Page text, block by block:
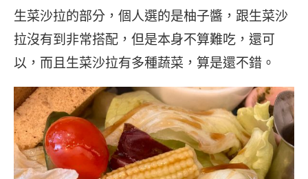
生菜沙拉的部分，個人選的是柚子醬，跟生菜沙
拉沒有到非常搭配，但是本身不算難吃，還可
以，而且生菜沙拉有多種蔬菜，算是還不錯。